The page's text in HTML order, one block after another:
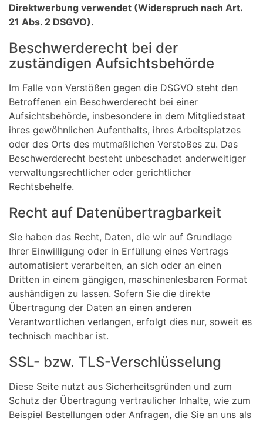
Direktwerbung verwendet (Widerspruch nach Art.
21 Abs. 2 DSGVO).
Beschwerderecht bei der
zuständigen Aufsichtsbehörde
Im Falle von Verstößen gegen die DSGVO steht den
Betroffenen ein Beschwerderecht bei einer
Aufsichtsbehörde, insbesondere in dem Mitgliedstaat
ihres gewöhnlichen Aufenthalts, ihres Arbeitsplatzes
oder des Orts des mutmaßlichen Verstoßes zu. Das
Beschwerderecht besteht unbeschadet anderweitiger
verwaltungsrechtlicher oder gerichtlicher
Rechtsbehelfe.
Recht auf Datenübertragbarkeit
Sie haben das Recht, Daten, die wir auf Grundlage
Ihrer Einwilligung oder in Erfüllung eines Vertrags
automatisiert verarbeiten, an sich oder an einen
Dritten in einem gängigen, maschinenlesbaren Format
aushändigen zu lassen. Sofern Sie die direkte
Übertragung der Daten an einen anderen
Verantwortlichen verlangen, erfolgt dies nur, soweit es
technisch machbar ist.
SSL- bzw. TLS-Verschlüsselung
Diese Seite nutzt aus Sicherheitsgründen und zum
Schutz der Übertragung vertraulicher Inhalte, wie zum
Beispiel Bestellungen oder Anfragen, die Sie an uns als